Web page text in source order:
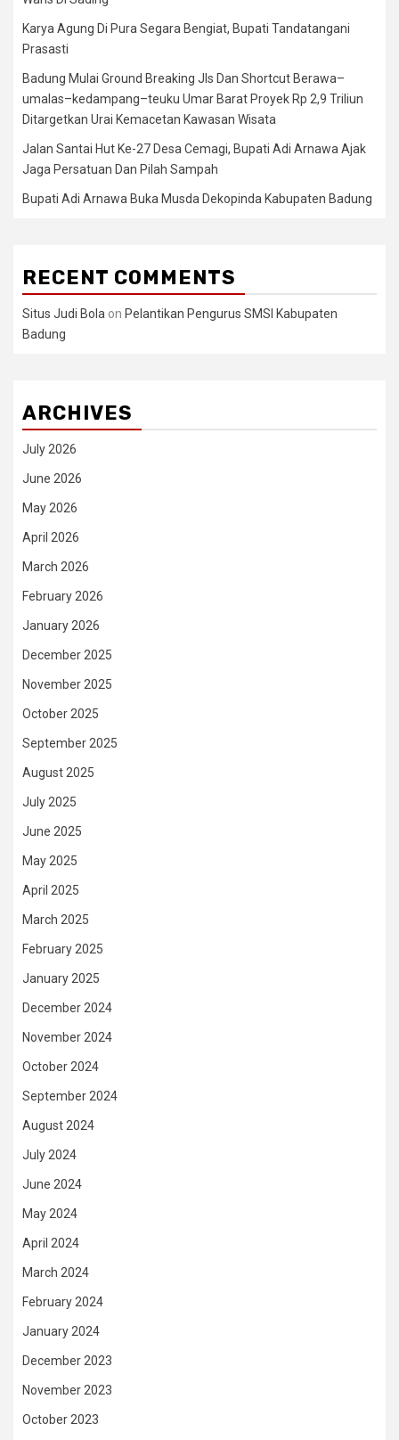
Karya Agung Di Pura Segara Bengiat, Bupati Tandatangani
Prasasti
Badung Mulai Ground Breaking Jls Dan Shortcut Berawa–
umalas–kedampang–teuku Umar Barat Proyek Rp 2,9 Triliun
Ditargetkan Urai Kemacetan Kawasan Wisata
Jalan Santai Hut Ke-27 Desa Cemagi, Bupati Adi Arnawa Ajak
Jaga Persatuan Dan Pilah Sampah
Bupati Adi Arnawa Buka Musda Dekopinda Kabupaten Badung
RECENT COMMENTS
Situs Judi Bola on Pelantikan Pengurus SMSI Kabupaten
Badung
ARCHIVES
July 2026
June 2026
May 2026
April 2026
March 2026
February 2026
January 2026
December 2025
November 2025
October 2025
September 2025
August 2025
July 2025
June 2025
May 2025
April 2025
March 2025
February 2025
January 2025
December 2024
November 2024
October 2024
September 2024
August 2024
July 2024
June 2024
May 2024
April 2024
March 2024
February 2024
January 2024
December 2023
November 2023
October 2023